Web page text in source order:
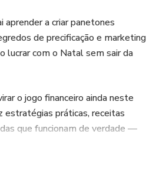
aprender a criar panetones
de precificação e marketing
lucrar com o Natal sem sair da
o jogo financeiro ainda neste
estratégias práticas, receitas
que funcionam de verdade —